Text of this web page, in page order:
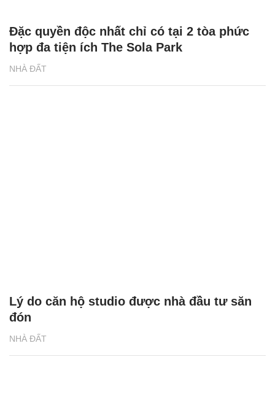
NHÀ ĐẤT
Đặc quyền độc nhất chỉ có tại 2 tòa phức
hợp đa tiện ích The Sola Park
NHÀ ĐẤT
Lý do căn hộ studio được nhà đầu tư săn
đón